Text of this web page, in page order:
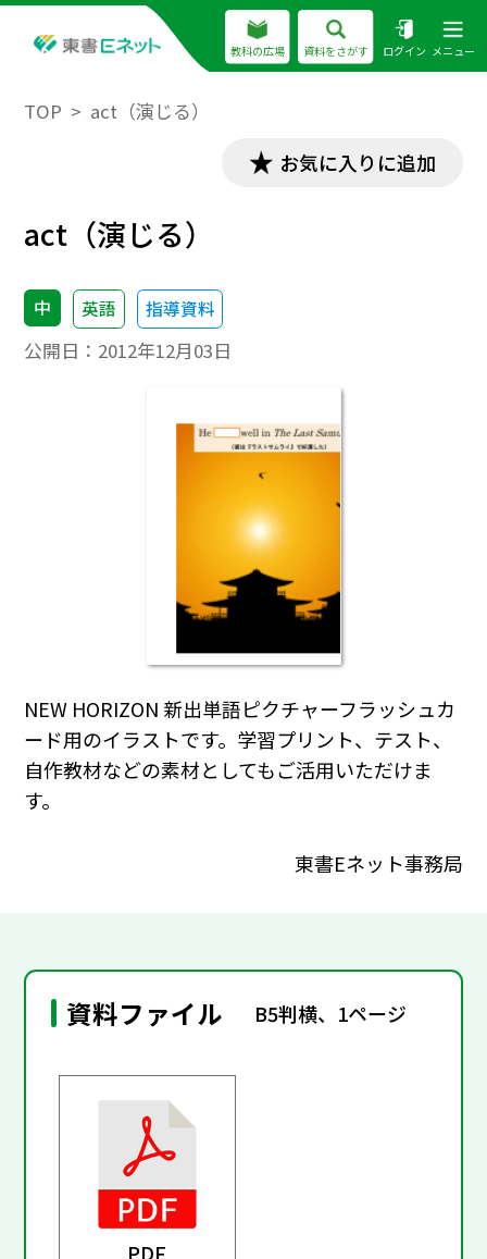
教科の広場 資料をさがす ログイン メニュー
TOP act（演じる）
お気に入りに追加
act（演じる）
中 英語 指導資料
公開日： 2012年12月03日
NEW HORIZON 新出単語ピクチャーフラッシュカ
ード用のイラストです。学習プリント、テスト、
自作教材などの素材としてもご活用いただけま
す。
東書Eネット事務局
資料ファイル B5判横、1ページ
PDF